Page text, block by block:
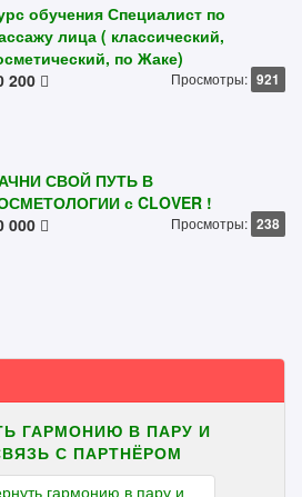
обучения Специалист по
лица ( классический,
по Жаке)
200
Просмотры: 921
СВОЙ ПУТЬ В
с CLOVER !
000
Просмотры: 238
ГАРМОНИЮ В ПАРУ И
С ПАРТНЁРОМ